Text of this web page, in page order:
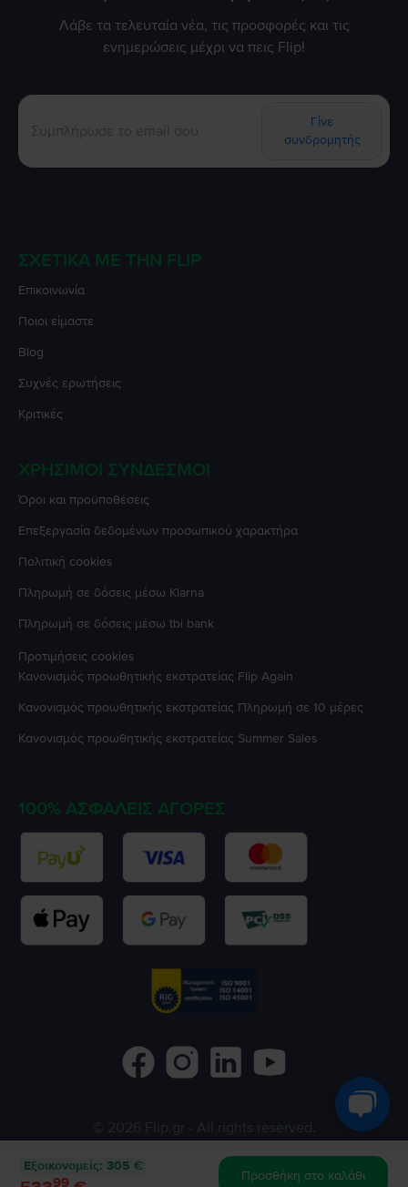
Εξοικονομείς: 305 €
99 Προσθήκη στο καλάθι
Λάβε τα τελευταία νέα, τις προσφορές και τις
ενημερώσεις μέχρι να πεις Flip!
Γίνε
συνδρομητής
ΣΧΕΤΙΚΆ ΜΕ ΤΗΝ FLIP
Επικοινωνία
Ποιοι είμαστε
Blog
Συχνές ερωτήσεις
Κριτικές
ΧΡΉΣΙΜΟΙ ΣΎΝΔΕΣΜΟΙ
Όροι και προϋποθέσεις
Επεξεργασία δεδομένων προσωπικού χαρακτήρα
Πολιτική cookies
Πληρωμή σε δόσεις μέσω Klarna
Πληρωμή σε δόσεις μέσω tbi bank
Προτιμήσεις cookies
Κανονισμός προωθητικής εκστρατείας Flip Again
Κανονισμός προωθητικής εκστρατείας Πληρωμή σε 10 μέρες
Κανονισμός προωθητικής εκστρατείας Summer Sales
100% ΑΣΦΑΛΕΊΣ ΑΓΟΡΈΣ